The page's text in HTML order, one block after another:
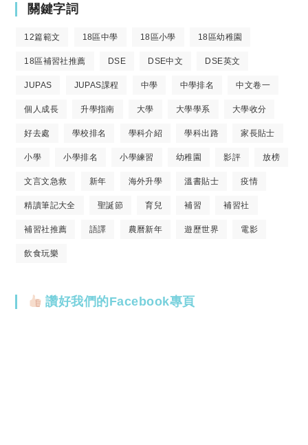
關鍵字詞
12篇範文 18區中學 18區小學 18區幼稚園
18區補習社推薦 DSE DSE中文 DSE英文
JUPAS JUPAS課程 中學 中學排名 中文卷一
個人成長 升學指南 大學 大學學系 大學收分
好去處 學校排名 學科介紹 學科出路 家長貼士
小學 小學排名 小學練習 幼稚園 影評 放榜
文言文急救 新年 海外升學 溫書貼士 疫情
精讀筆記大全 聖誕節 育兒 補習 補習社
補習社推薦 語譯 農曆新年 遊歷世界 電影
飲食玩樂
讚好我們的Facebook專頁